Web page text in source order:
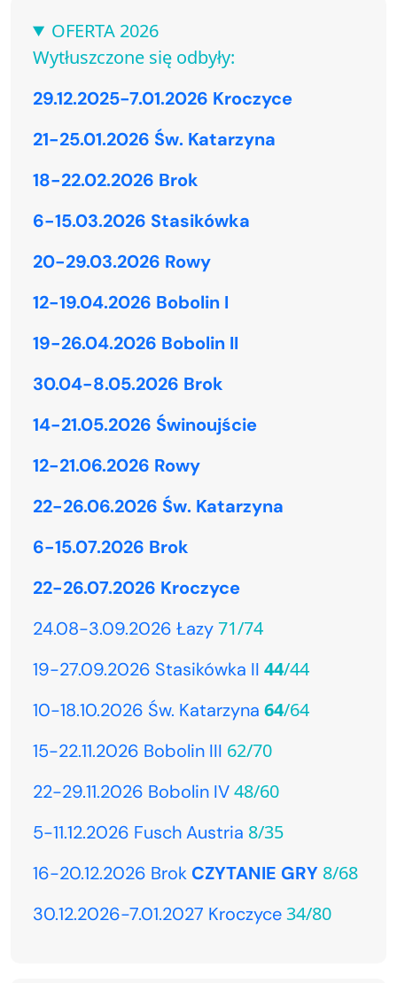
OFERTA 2026
Wytłuszczone się odbyły:
29.12.2025-7.01.2026 Kroczyce
21-25.01.2026 Św. Katarzyna
18-22.02.2026 Brok
6-15.03.2026 Stasikówka
20-29.03.2026 Rowy
12-19.04.2026 Bobolin I
19-26.04.2026 Bobolin II
30.04-8.05.2026 Brok
14-21.05.2026 Świnoujście
12-21.06.2026 Rowy
22-26.06.2026 Św. Katarzyna
6-15.07.2026 Brok
22-26.07.2026 Kroczyce
24.08-3.09.2026 Łazy71/74
19-27.09.2026 Stasikówka II 44/44
10-18.10.2026 Św. Katarzyna 64/64
15-22.11.2026 Bobolin III 62/70
22-29.11.2026 Bobolin IV48/60
5-11.12.2026 Fusch Austria 8/35
16-20.12.2026 Brok CZYTANIE GRY 8/68
30.12.2026-7.01.2027 Kroczyce34/80